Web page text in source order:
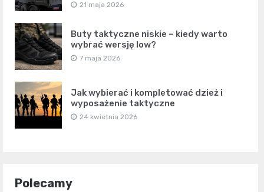
21 maja 2026
Buty taktyczne niskie – kiedy warto
wybrać wersję low?
7 maja 2026
Jak wybierać i kompletować dzież i
wyposażenie taktyczne
24 kwietnia 2026
Polecamy